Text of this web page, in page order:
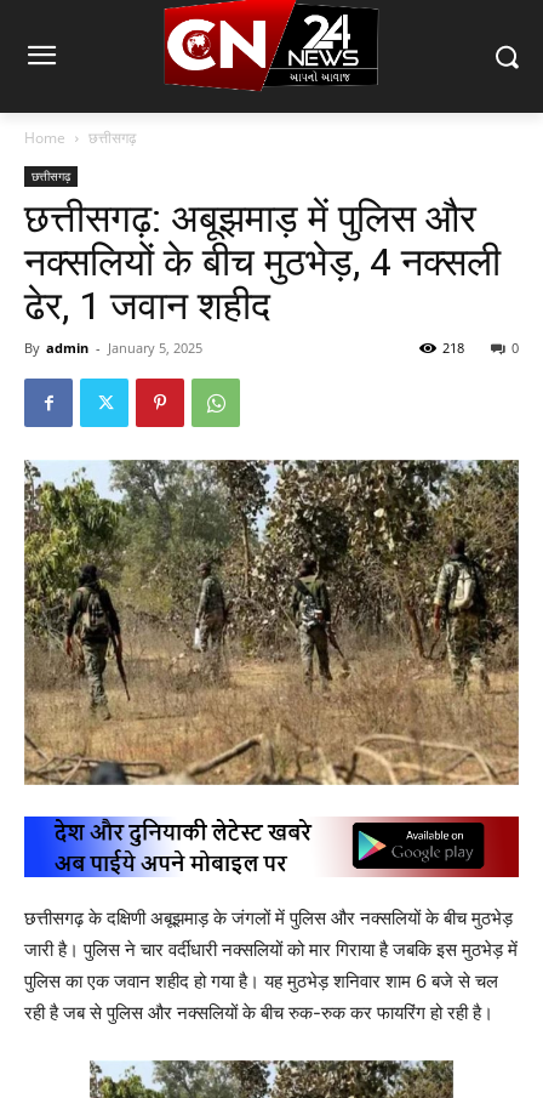
Home छत्तीसगढ़
छत्तीसगढ़
छत्तीसगढ़: अबूझमाड़ में पुलिस और
नक्सलियों के बीच मुठभेड़, 4 नक्सली
ढेर, 1 जवान शहीद
By admin - January 5, 2025 0
218
छत्तीसगढ़ के दक्षिणी अबूझमाड़ के जंगलों में पुलिस और नक्सलियों के बीच मुठभेड़
जारी है। पुलिस ने चार वर्दीधारी नक्सलियों को मार गिराया है जबकि इस मुठभेड़ में
पुलिस का एक जवान शहीद हो गया है। यह मुठभेड़ शनिवार शाम 6 बजे से चल
रही है जब से पुलिस और नक्सलियों के बीच रुक-रुक कर फायरिंग हो रही है।